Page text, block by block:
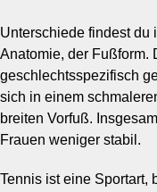
Unterschiede findest du
Anatomie, der Fußform.
geschlechtsspezifisch
sich in einem
breiten Vorfuß.
Frauen weniger stabil.
Tennis ist eine Sportart,